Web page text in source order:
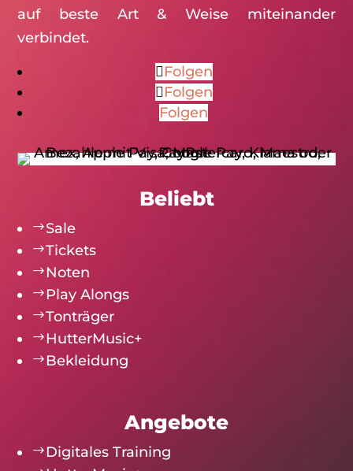
auf beste Art & Weise miteinander
verbindet.
Folgen
Folgen
Folgen
Beliebt
$Sale
$Tickets
$ Noten
$ Play Alongs
$Tonträger
$ HutterMusic+
$Bekleidung
Angebote
$ Digitales Training